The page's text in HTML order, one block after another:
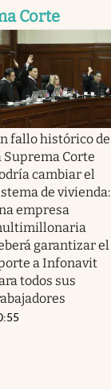
Corte
fallo histórico de
Suprema Corte
cambiar el
de vivienda:
empresa
garantizar el
a Infonavit
todos sus